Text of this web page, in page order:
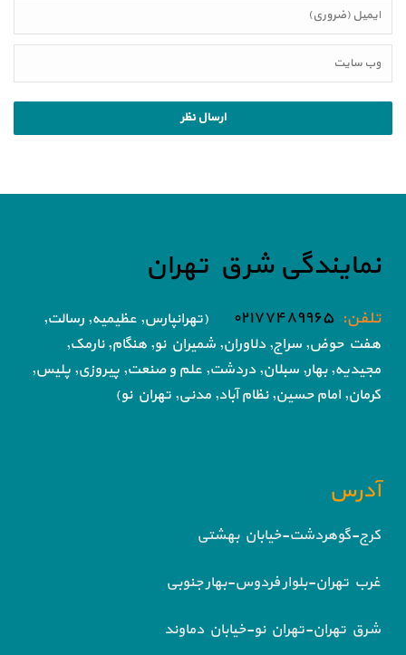
نمایندگی شرق تهران
تلفن: ۰۲۱۷۷۴۸۹۹۶۵
(تهرانپارس, عظیمیه, رسالت,
هفت حوض, سراج, دلاوران, شمیران نو, هنگام, نارمک,
مجیدیه, بهار, سبلان, دردشت, علم و صنعت, پیروزی, پلیس,
کرمان, امام حسین, نظام آباد, مدنی, تهران نو)
آدرس
کرج-گوهردشت-خیابان بهشتی
غرب تهران-بلوار فردوس-بهار جنوبی
شرق تهران-تهران نو-خیابان دماوند